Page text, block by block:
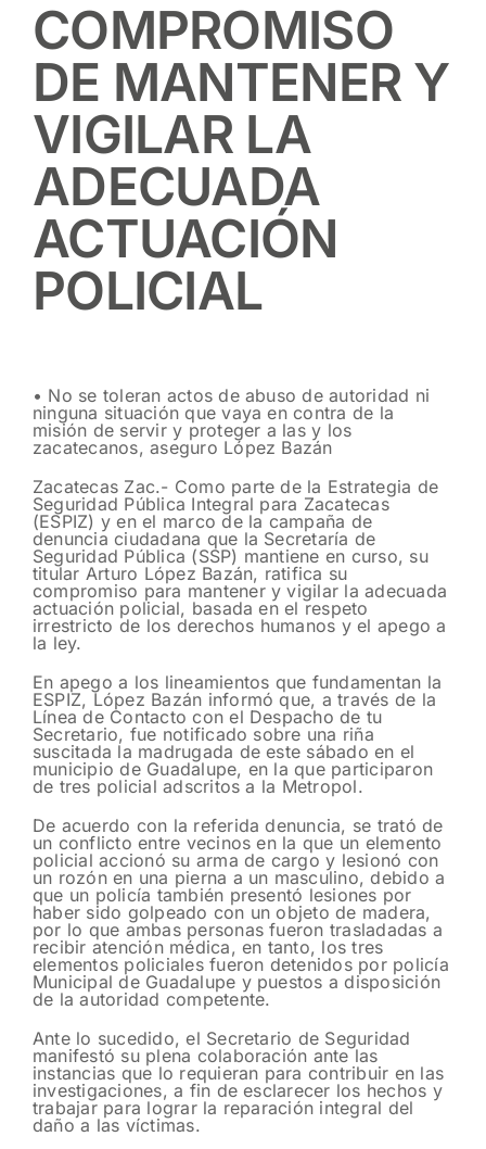
COMPROMISO
DE MANTENER Y
VIGILAR LA
ADECUADA
ACTUACIÓN
POLICIAL
• No se toleran actos de abuso de autoridad ni
ninguna situación que vaya en contra de la
misión de servir y proteger a las y los
zacatecanos, aseguro López Bazán
Zacatecas Zac.- Como parte de la Estrategia de
Seguridad Pública Integral para Zacatecas
(ESPIZ) y en el marco de la campaña de
denuncia ciudadana que la Secretaría de
Seguridad Pública (SSP) mantiene en curso, su
titular Arturo López Bazán, ratifica su
compromiso para mantener y vigilar la adecuada
actuación policial, basada en el respeto
irrestricto de los derechos humanos y el apego a
la ley.
En apego a los lineamientos que fundamentan la
ESPIZ, López Bazán informó que, a través de la
Línea de Contacto con el Despacho de tu
Secretario, fue notificado sobre una riña
suscitada la madrugada de este sábado en el
municipio de Guadalupe, en la que participaron
de tres policial adscritos a la Metropol.
De acuerdo con la referida denuncia, se trató de
un conflicto entre vecinos en la que un elemento
policial accionó su arma de cargo y lesionó con
un rozón en una pierna a un masculino, debido a
que un policía también presentó lesiones por
haber sido golpeado con un objeto de madera,
por lo que ambas personas fueron trasladadas a
recibir atención médica, en tanto, los tres
elementos policiales fueron detenidos por policía
Municipal de Guadalupe y puestos a disposición
de la autoridad competente.
Ante lo sucedido, el Secretario de Seguridad
manifestó su plena colaboración ante las
instancias que lo requieran para contribuir en las
investigaciones, a fin de esclarecer los hechos y
trabajar para lograr la reparación integral del
daño a las víctimas.